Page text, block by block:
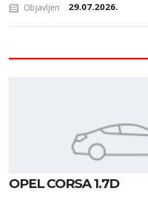
Objavljen 29.07.2026.
OPEL CORSA 1.7D